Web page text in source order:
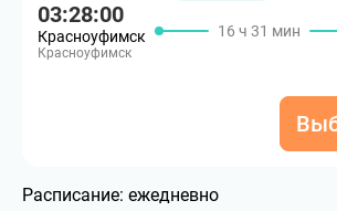
03:28:00
Красноуфимск
Красноуфимск
16 ч 31 мин
Расписание: ежедневно